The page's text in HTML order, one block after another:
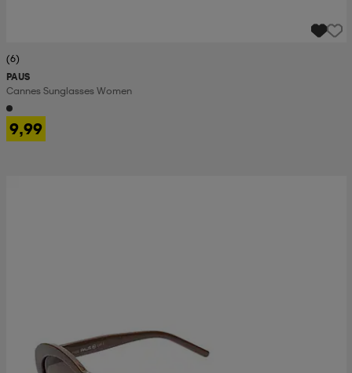
(6)
PAUS
Cannes Sunglasses Women
9,99